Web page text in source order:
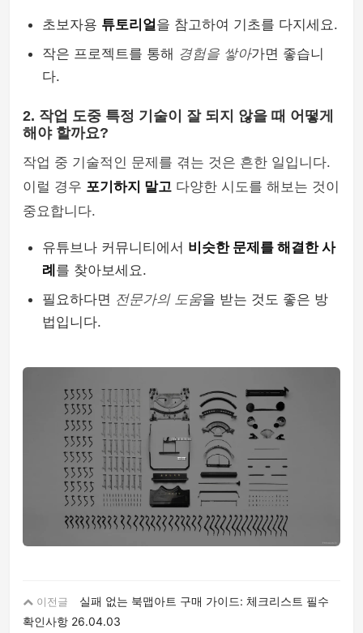
초보자용 튜토리얼을 참고하여 기초를 다지세요.
작은 프로젝트를 통해 경험을 쌓아가면 좋습니
다.
2. 작업 도중 특정 기술이 잘 되지 않을 때 어떻게
해야 할까요?
작업 중 기술적인 문제를 겪는 것은 흔한 일입니다.
이럴 경우 포기하지 말고 다양한 시도를 해보는 것이
중요합니다.
유튜브나 커뮤니티에서 비슷한 문제를 해결한 사
례 를 찾아보세요.
필요하다면 전문가의 도움을 받는 것도 좋은 방
법입니다.
이전글
실패 없는 북맵아트 구매 가이드: 체크리스트 필수
확인사항 26.04.03